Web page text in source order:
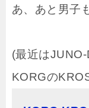
あ、あと男子
(最近は
KORGの